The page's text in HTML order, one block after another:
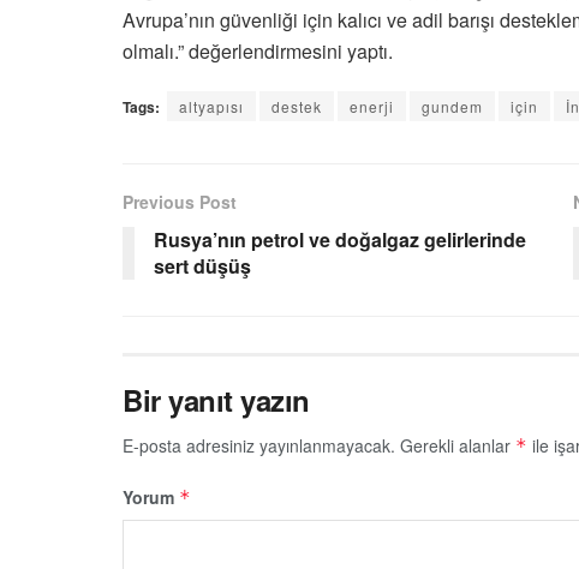
Avrupa’nın güvenliği için kalıcı ve adil barışı
olmalı.” değerlendirmesini yaptı.
Tags: altyapısı destek enerji gundem için
Previous Post
Rusya’nın petrol ve doğalgaz gelirlerinde
sert düşüş
Bir yanıt yazın
E-posta adresiniz yayınlanmayacak. Gerekli alanlar * ile
Yorum *